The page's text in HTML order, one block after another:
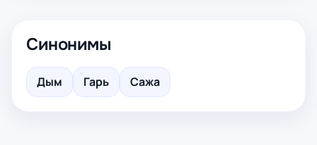
Синонимы
Дым Гарь Сажа